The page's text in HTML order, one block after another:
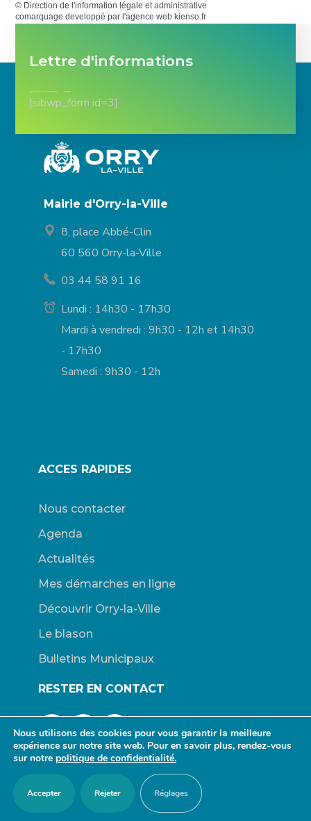
© Direction de l'information légale et administrative
comarquage developpé par l'agence web kienso.fr
Lettre d'informations
[sibwp_form id=3]
Mairie d'Orry-la-Ville
8, place Abbé-Clin
60 560 Orry-la-Ville
03 44 58 91 16
Lundi : 14h30 - 17h30
Mardi à vendredi : 9h30 - 12h et 14h30
- 17h30
Samedi : 9h30 - 12h
ACCES RAPIDES
Nous contacter
Agenda
Actualités
Mes démarches en ligne
Découvrir Orry-la-Ville
Le blason
Bulletins Municipaux
RESTER EN CONTACT
Connexion Mentions légales
propulsé par Wordpress. | Design :
Nous utilisons des cookies pour vous garantir la meilleure
expérience sur notre site web. Pour en savoir plus, rendez-vous
sur notre politique de confidentialité.
Accepter Rejeter Réglages